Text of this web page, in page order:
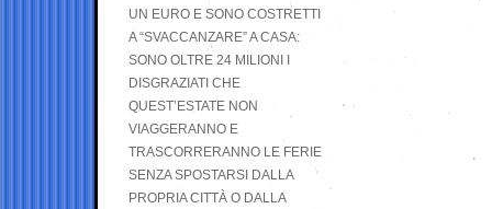
UN EURO E SONO COSTRETTI
A “SVACCANZARE” A CASA:
SONO OLTRE 24 MILIONI I
DISGRAZIATI CHE
QUEST’ESTATE NON
VIAGGERANNO E
TRASCORRERANNO LE FERIE
SENZA SPOSTARSI DALLA
PROPRIA CITTÀ O DALLA